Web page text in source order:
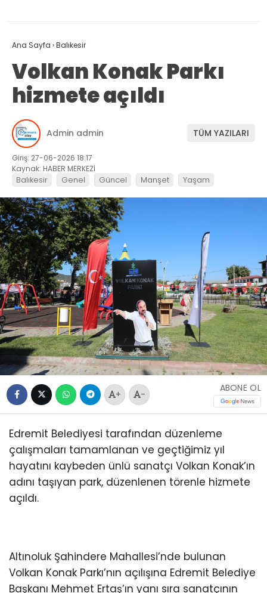
Ana Sayfa ›Balıkesir
Volkan Konak Parkı
hizmete açıldı
Admin admin TÜM YAZILARI
Giriş: 27-06-2026 18:17
Kaynak: HABER MERKEZİ
Balıkesir Genel Güncel Manşet Yaşam
+ -
ABONE OL
Edremit Belediyesi tarafından düzenleme
çalışmaları tamamlanan ve geçtiğimiz yıl
hayatını kaybeden ünlü sanatçı Volkan Konak’ın
adını taşıyan park, düzenlenen törenle hizmete
açıldı.
Altınoluk Şahindere Mahallesi’nde bulunan
Volkan Konak Parkı’nın açılışına Edremit Belediye
Başkanı Mehmet Ertaş’ın yanı sıra sanatçının